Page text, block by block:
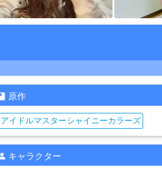
原作
アイドルマスターシャイニーカラーズ
キャラクター